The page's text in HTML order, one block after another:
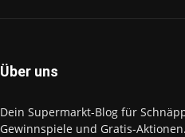
Über uns
Dein Supermarkt-Blog für
Gewinnspiele und Gratis-